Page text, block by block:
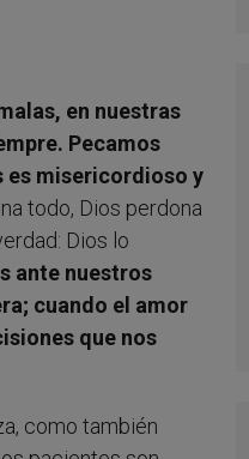
en nuestras
Pecamos
es misericordioso y
todo, Dios perdona
Dios lo
ante nuestros
cuando el amor
que nos
como también